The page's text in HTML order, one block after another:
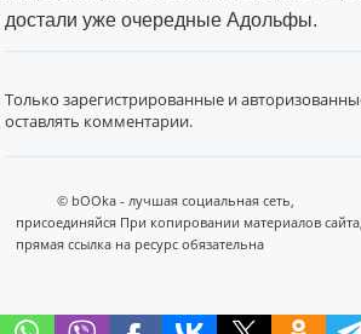
достали уже очередные Адольфы.
Только зарегистрированные и
оставлять комментарии.
© bOOka - лучшая социальная сеть,
присоединяйся При копировании материалов сайта,
прямая ссылка на ресурс обязательна